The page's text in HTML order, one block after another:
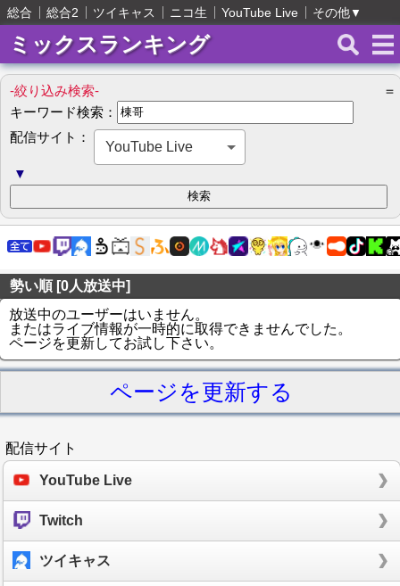
総合 総合2 ツイキャス ニコ生 YouTube Live その他▼
ミックスランキング
-絞り込み検索-
＝
キーワード検索：
配信サイト：
YouTube Live
▼
勢い順 [0人放送中]
放送中のユーザーはいません。
またはライブ情報が一時的に取得できませんでした。
ページを更新してお試し下さい。
ページを更新する
配信サイト
YouTube Live
Twitch
ツイキャス